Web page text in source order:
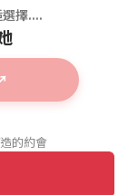
擇....
的約會